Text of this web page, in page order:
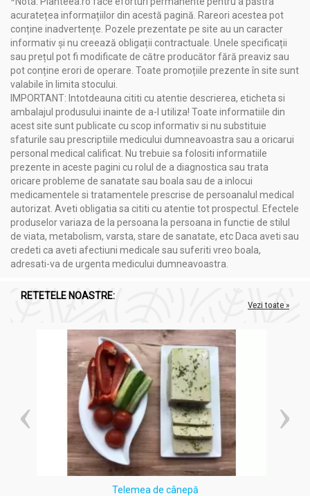
acuratețea informațiilor din acestă pagină. Rareori acestea pot
conține inadvertențe. Pozele prezentate pe site au un caracter
informativ și nu creează obligații contractuale. Unele specificații
sau prețul pot fi modificate de către producător fără preaviz sau
pot conține erori de operare. Toate promoțiile prezente în site sunt
valabile în limita stocului.
IMPORTANT: Intotdeauna cititi cu atentie descrierea, eticheta si
ambalajul produsului inainte de a-l utiliza! Toate informatiile din
acest site sunt publicate cu scop informativ si nu substituie
sfaturile sau prescriptiile medicului dumneavoastra sau a oricarui
personal medical calificat. Nu trebuie sa folositi informatiile
prezente in aceste pagini cu rolul de a diagnostica sau trata
oricare probleme de sanatate sau boala sau de a inlocui
medicamentele si tratamentele prescrise de persoanalul medical
autorizat. Aveti obligatia sa cititi cu atentie tot prospectul. Efectele
produselor variaza de la persoana la persoana in functie de stilul
de viata, metabolism, varsta, stare de sanatate, etc Daca aveti sau
credeti ca aveti afectiuni medicale sau suferiti vreo boala,
adresati-va de urgenta medicului dumneavoastra.
RETETELE NOASTRE:
Vezi toate »
Telemea de cânepă